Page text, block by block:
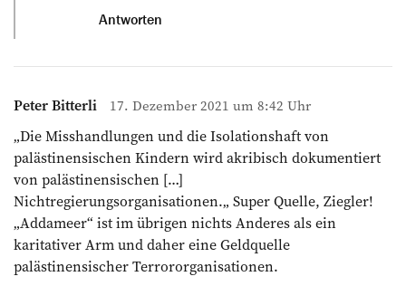
Antworten
Peter Bitterli 17. Dezember 2021 um 8:42 Uhr
„Die Misshandlungen und die Isolationshaft von
palästinensischen Kindern wird akribisch dokumentiert
von palästinensischen […]
Nichtregierungsorganisationen.„ Super Quelle, Ziegler!
„Addameer“ ist im übrigen nichts Anderes als ein
karitativer Arm und daher eine Geldquelle
palästinensischer Terrororganisationen.